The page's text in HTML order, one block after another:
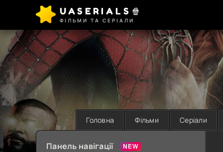
UASERIALS🍿
ФІЛЬМИ ТА СЕРІАЛИ
Головна Фільми Серіали
Панель навігації